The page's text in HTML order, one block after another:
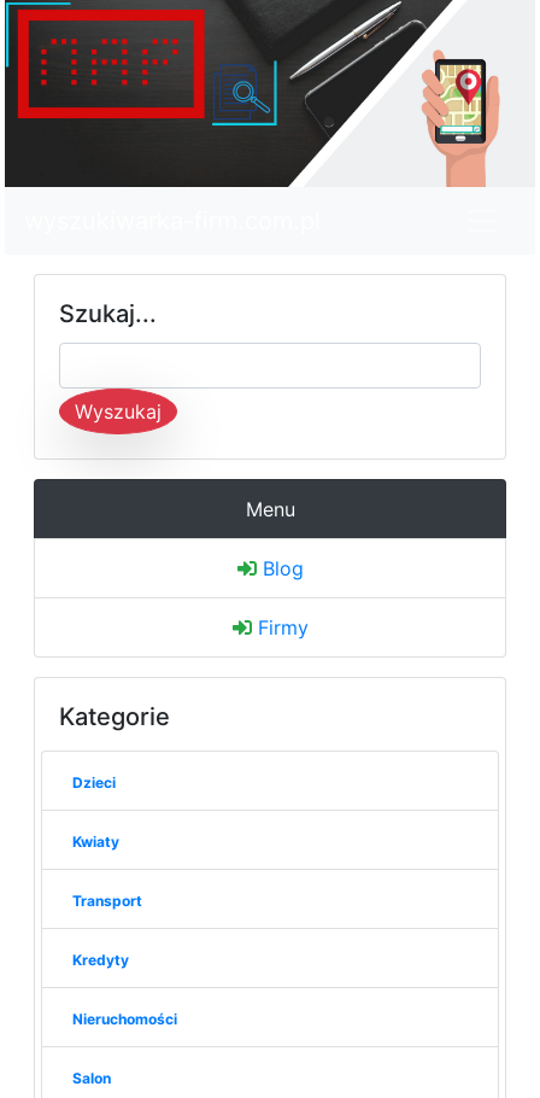
Szukaj...
Wyszukaj
Menu
Blog
Firmy
Kategorie
Dzieci
Kwiaty
Transport
Kredyty
Nieruchomości
Salon